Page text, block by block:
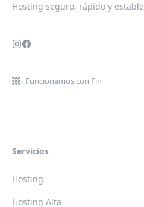
Hosting seguro, rápido y estable
Funcionamos con Fin
Servicios
Hosting
Hosting Alta